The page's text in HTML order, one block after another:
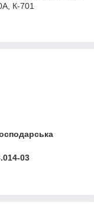
К-701
03